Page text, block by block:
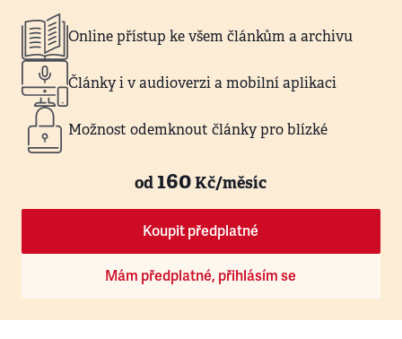
Online přístup ke všem článkům a archivu
Články i v audioverzi a mobilní aplikaci
Možnost odemknout články pro blízké
od160Kč/měsíc
Koupit předplatné
Mám předplatné, přihlásím se